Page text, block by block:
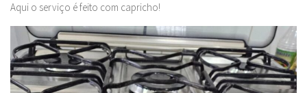
Aqui o serviço é feito com capricho!